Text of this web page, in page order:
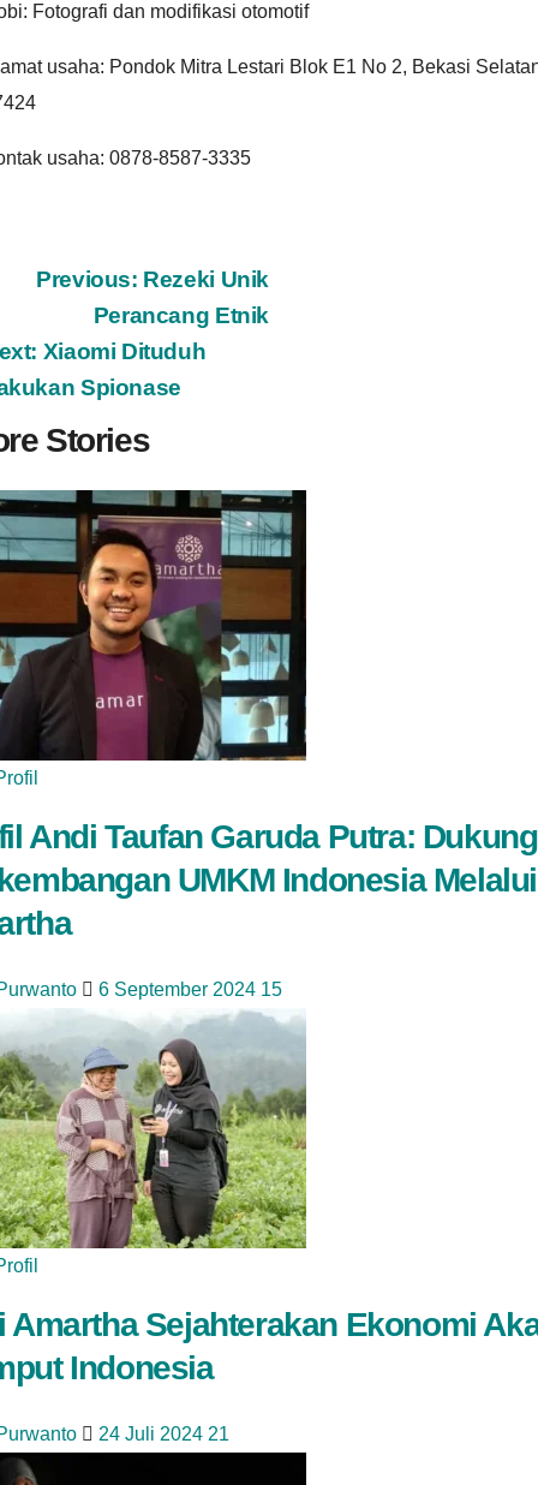
Fotografi dan modifikasi otomotif
usaha: Pondok Mitra Lestari Blok E1 No 2, Bekasi
usaha: 0878-8587-3335
Previous: Rezeki Unik
Perancang Etnik
Xiaomi Dituduh
Spionase
Stories
Andi Taufan Garuda Putra: Dukung
UMKM Indonesia Melalui
6 September 2024 15
Amartha Sejahterakan Ekonomi
Indonesia
24 Juli 2024 21